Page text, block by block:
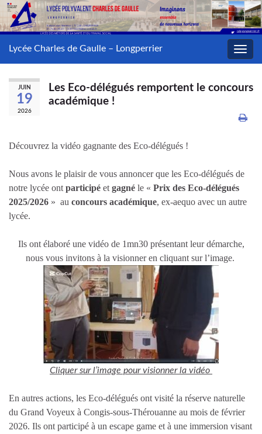
Lycée Charles de Gaulle – Longperrier
JUIN
19
2026
Les Eco-délégués remportent le concours
académique !
Découvrez la vidéo gagnante des Eco-délégués !
Nous avons le plaisir de vous annoncer que les Eco-délégués de
notre lycée ont participé et gagné le « Prix des Eco-délégués
2025/2026 » au concours académique, ex-aequo avec un autre
lycée.
Ils ont élaboré une vidéo de 1mn30 présentant leur démarche,
nous vous invitons à la visionner en cliquant sur l’image.
Cliquer sur l’image pour visionner la vidéo
En autres actions, les Eco-délégués ont visité la réserve naturelle
du Grand Voyeux à Congis-sous-Thérouanne au mois de février
2026. Ils ont participé à un escape game et à une immersion visant